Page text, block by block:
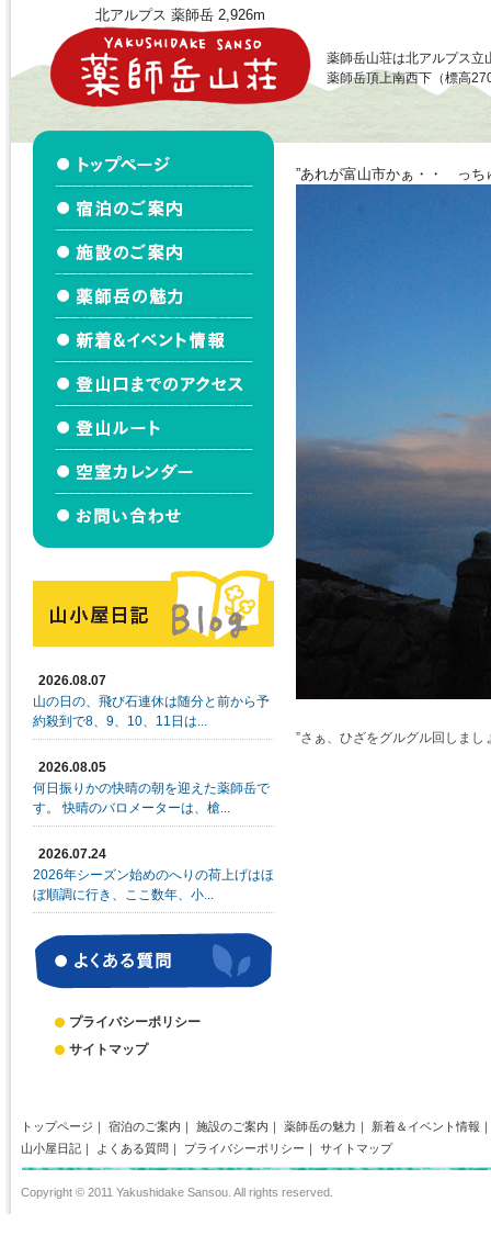
北アルプス 薬師岳 2,926m
薬師岳山荘は北アルプス立
薬師岳頂上南西下（標高
”あれが富山市かぁ・・ っち
”さぁ、ひざをグルグル回しま
2026.08.07
山の日の、飛び石連休は随分と前から予
約殺到で8、9、10、11日は...
2026.08.05
何日振りかの快晴の朝を迎えた薬師岳で
す。 快晴のバロメーターは、槍...
2026.07.24
2026年シーズン始めのへりの荷上げはほ
ぼ順調に行き、ここ数年、小...
プライバシーポリシー
サイトマップ
トップページ ｜ 宿泊のご案内 ｜ 施設のご案内 ｜ 薬師岳の魅力 ｜ 新着＆イベント情報 ｜
山小屋日記 ｜ よくある質問 ｜ プライバシーポリシー ｜ サイトマップ
Copyright © 2011 Yakushidake Sansou. All rights reserved.